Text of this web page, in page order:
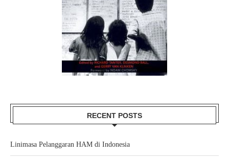
RECENT POSTS
Linimasa Pelanggaran HAM di Indonesia